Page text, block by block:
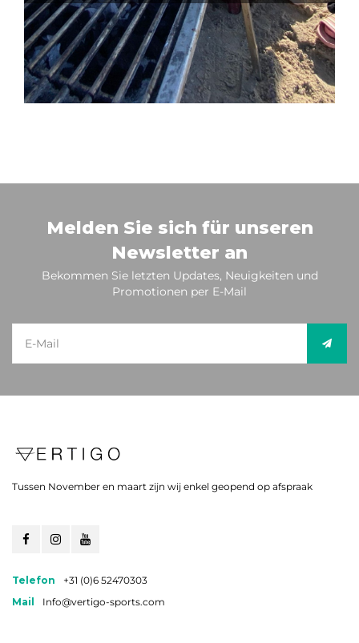
Melden Sie sich für unseren
Newsletter an
Bekommen Sie letzten Updates, Neuigkeiten und
Promotionen per E-Mail
Tussen November en maart zijn wij enkel geopend op afspraak
Telefon
+31 (0)6 52470303
Mail
Info@vertigo-sports.com